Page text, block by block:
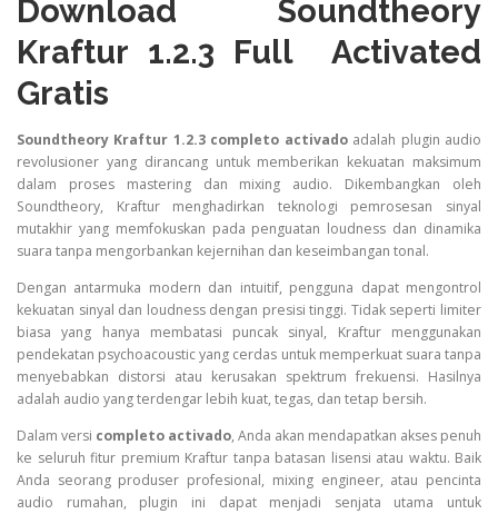
Download Soundtheory
Kraftur 1.2.3 Full Activated
Gratis
Soundtheory Kraftur 1.2.3 completo activadoadalah plugin audio
revolusioner yang dirancang untuk memberikan kekuatan maksimum
dalam proses mastering dan mixing audio. Dikembangkan oleh
Soundtheory, Kraftur menghadirkan teknologi pemrosesan sinyal
mutakhir yang memfokuskan pada penguatan loudness dan dinamika
suara tanpa mengorbankan kejernihan dan keseimbangan tonal.
Dengan antarmuka modern dan intuitif, pengguna dapat mengontrol
kekuatan sinyal dan loudness dengan presisi tinggi. Tidak seperti limiter
biasa yang hanya membatasi puncak sinyal, Kraftur menggunakan
pendekatan psychoacoustic yang cerdas untuk memperkuat suara tanpa
menyebabkan distorsi atau kerusakan spektrum frekuensi. Hasilnya
adalah audio yang terdengar lebih kuat, tegas, dan tetap bersih.
Dalam versi completo activado, Anda akan mendapatkan akses penuh
ke seluruh fitur premium Kraftur tanpa batasan lisensi atau waktu. Baik
Anda seorang produser profesional, mixing engineer, atau pencinta
audio rumahan, plugin ini dapat menjadi senjata utama untuk